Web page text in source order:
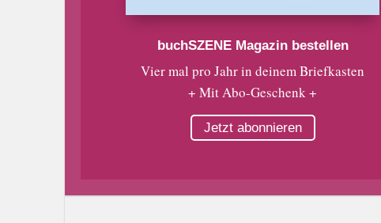
buchSZENE Magazin bestellen
Vier mal pro Jahr in deinem Briefkasten
+ Mit Abo-Geschenk +
Jetzt abonnieren